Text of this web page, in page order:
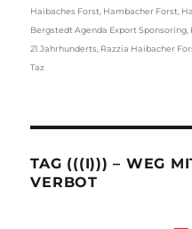
Haibaches Forst Hambacher Forst
Bergstedt Agenda Export Sponsoring
21.Jahrhunderts Razzia Haibacher
Taz
TAG (((I))) – WEG
VERBOT